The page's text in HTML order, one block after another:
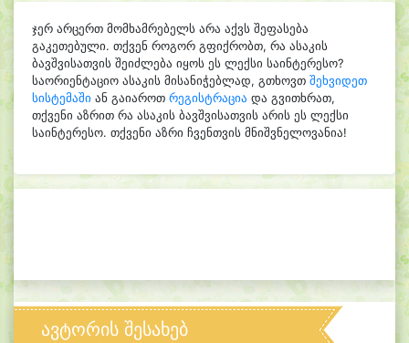
ჯერ არცერთ მომხამრებელს არა აქვს შეფასება
გაკეთებული. თქვენ როგორ გფიქრობთ, რა ასაკის
ბავშვისათვის შეიძლება იყოს ეს ლექსი საინტერესო?
საორიენტაციო ასაკის მისანიჭებლად, გთხოვთ შეხვიდეთ
სისტემაში ან გაიაროთ რეგისტრაცია და გვითხრათ,
თქვენი აზრით რა ასაკის ბავშვისათვის არის ეს ლექსი
საინტერესო. თქვენი აზრი ჩვენთვის მნიშვნელოვანია!
ავტორის შესახებ